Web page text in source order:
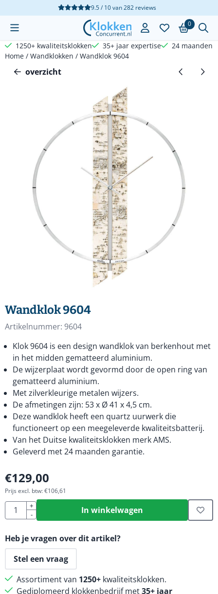
Cookievoorkeuren zijn beschikbaar. Kies instellingen of sta
9.5 / 10van282reviews
0
1250+ kwaliteitsklokken 35+ jaar expertise
24 maanden
Home / Wandklokken / Wandklok 9604
overzicht
Wandklok 9604
Artikelnummer: 9604
Klok 9604 is een design wandklok van berkenhout met
in het midden gematteerd aluminium.
De wijzerplaat wordt gevormd door de open ring van
gematteerd aluminium.
Met zilverkleurige metalen wijzers.
De afmetingen zijn: 53 x Ø 41 x 4,5 cm.
Deze wandklok heeft een quartz uurwerk die
functioneert op een meegeleverde kwaliteitsbatterij.
Van het Duitse kwaliteitsklokken merk AMS.
Geleverd met 24 maanden garantie.
€129,00
Prijs excl. btw:€106,61
Aantal
+
-
In winkelwagen
Heb je vragen over dit artikel?
Stel een vraag
Assortiment van 1250+ kwaliteitsklokken.
Gediplomeerd klokkenbedrijf met35+ jaar